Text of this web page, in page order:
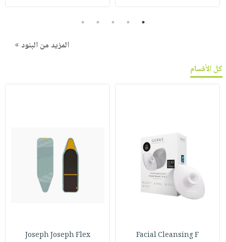
1
2
3
4
5
المزيد من البنود »
كل الأقسام
Facial Cleansing F
Joseph Joseph Flex